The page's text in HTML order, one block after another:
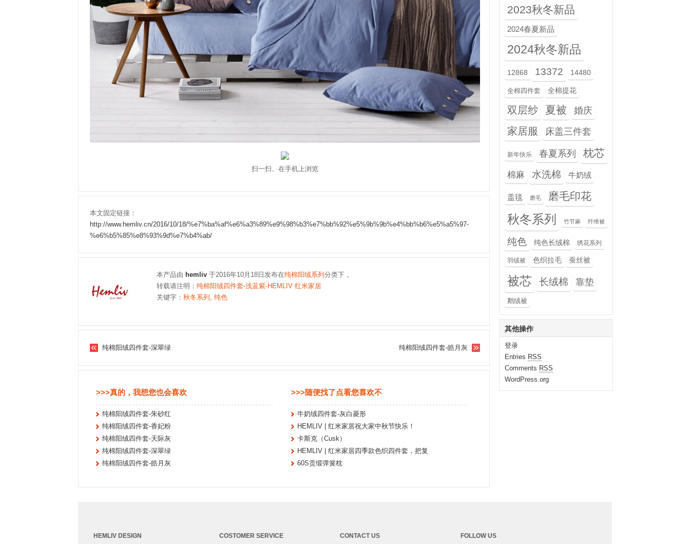
扫一扫、在手机上浏览
本文固定链接：
http://www.hemliv.cn/2016/10/18/%e7%ba%af%e6%a3%89%e9%98%b3%e7%bb%92%e5%9b%9b%e4%bb%b6%e5%a5%97-
%e6%b5%85%e8%93%9d%e7%b4%ab/
本产品由 hemliv 于2016年10月18日发布在纯棉阳绒系列分类下，
转载请注明： 纯棉阳绒四件套-浅蓝紫-HEMLIV 红米家居
关键字： 秋冬系列 纯色
纯棉阳绒四件套-深翠绿 纯棉阳绒四件套-皓月灰
>>>真的，我想您也会喜欢
纯棉阳绒四件套-朱砂红
纯棉阳绒四件套-香妃粉
纯棉阳绒四件套-天际灰
纯棉阳绒四件套-深翠绿
纯棉阳绒四件套-皓月灰
>>>随便找了点看您喜欢不
牛奶绒四件套-灰白菱形
HEMLIV | 红米家居祝大家中秋节快乐！
卡斯克（Cusk）
HEMLIV | 红米家居四季款色织四件套，把复
60S贡缎弹簧枕
2023秋冬新品
2024春夏新品
2024秋冬新品
12868 13372 14480
全棉四件套 全棉提花
双层纱 夏被 婚庆
家居服 床盖三件套
新年快乐 春夏系列 枕芯
棉麻 水洗棉 牛奶绒
盖毯 磨毛 磨毛印花
秋冬系列 竹节麻 纤维被
纯色 纯色长绒棉 绣花系列
羽绒被 色织拉毛 蚕丝被
被芯 长绒棉 靠垫
鹅绒被
其他操作
登录
Entries RSS
Comments RSS
WordPress.org
HEMLIV DESIGN COSTOMER SERVICE CONTACT US FOLLOW US